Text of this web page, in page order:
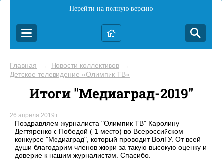
Перейти на полную версию
Главная → Новости коллективов →
Детское телевидение «Олимпик ТВ»
Итоги "Медиаград-2019"
26 апреля 2019 г.
Поздравляем журналиста "Олимпик ТВ" Каролину
Дегтяренко с Победой ( 1 место) во Всероссийском
конкурсе "Медиаград", который проводит ВолГУ. От всей
души благодарим членов жюри за такую высокую оценку и
доверие к нашим журналистам. Спасибо.